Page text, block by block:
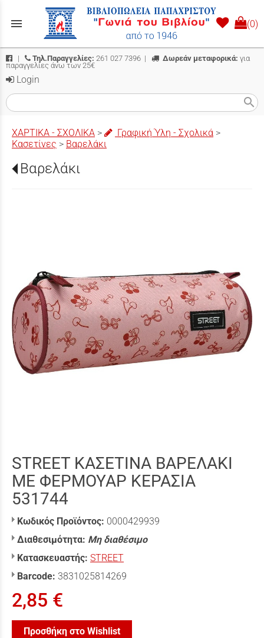
menu (0)
| Τηλ.Παραγγελίες: 261 027 7396 | Δωρεάν μεταφορικά: για
παραγγελίες άνω των 25€
Login
search
ΧΑΡΤΙΚΑ - ΣΧΟΛΙΚΑ > Γραφική Ύλη - Σχολικά >
Κασετίνες > Βαρελάκι
Βαρελάκι
STREET ΚΑΣΕΤΙΝΑ ΒΑΡΕΛΑΚΙ
ΜΕ ΦΕΡΜΟΥΑΡ ΚΕΡΑΣΙΑ
531744
Κωδικός Προϊόντος: 0000429939
Διαθεσιμότητα: Μη διαθέσιμο
Κατασκευαστής: STREET
Barcode: 3831025814269
2,85 €
Προσθήκη στο Wishlist